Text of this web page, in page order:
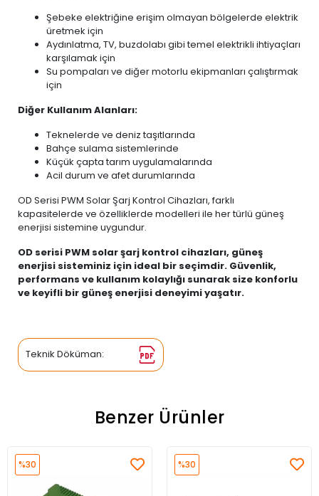
Şebeke elektriğine erişim olmayan bölgelerde elektrik
üretmek için
Aydınlatma, TV, buzdolabı gibi temel elektrikli ihtiyaçları
karşılamak için
Su pompaları ve diğer motorlu ekipmanları çalıştırmak
için
Diğer Kullanım Alanları:
Teknelerde ve deniz taşıtlarında
Bahçe sulama sistemlerinde
Küçük çapta tarım uygulamalarında
Acil durum ve afet durumlarında
OD Serisi PWM Solar Şarj Kontrol Cihazları, farklı
kapasitelerde ve özelliklerde modelleri ile her türlü güneş
enerjisi sistemine uygundur.
OD serisi PWM solar şarj kontrol cihazları, güneş
enerjisi sisteminiz için ideal bir seçimdir. Güvenlik,
performans ve kullanım kolaylığı sunarak size konforlu
ve keyifli bir güneş enerjisi deneyimi yaşatır.
Teknik Döküman:
Benzer Ürünler
%30 %30